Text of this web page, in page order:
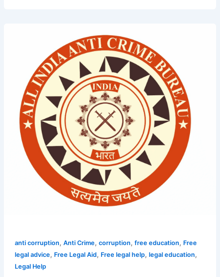
anti corruption, Anti Crime, corruption, free education, Free
legal advice, Free Legal Aid, Free legal help, legal education,
Legal Help
Bureau
Fight
Corruption
Get
Free
Legal